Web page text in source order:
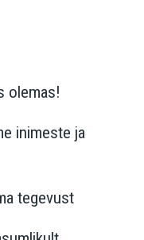
olemas!
inimeste ja
tegevust